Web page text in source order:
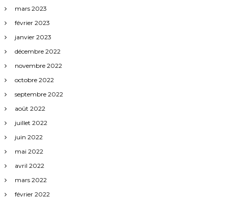
mars 2023
février 2023
janvier 2023
décembre 2022
novembre 2022
octobre 2022
septembre 2022
août 2022
juillet 2022
juin 2022
mai 2022
avril 2022
mars 2022
février 2022